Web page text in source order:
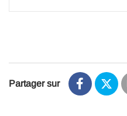
Partager sur